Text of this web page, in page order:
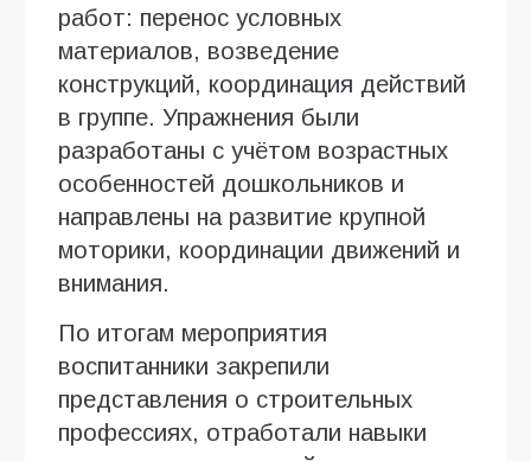
работ: перенос условных
материалов, возведение
конструкций, координация действий
в группе. Упражнения были
разработаны с учётом возрастных
особенностей дошкольников и
направлены на развитие крупной
моторики, координации движений и
внимания.
По итогам мероприятия
воспитанники закрепили
представления о строительных
профессиях, отработали навыки